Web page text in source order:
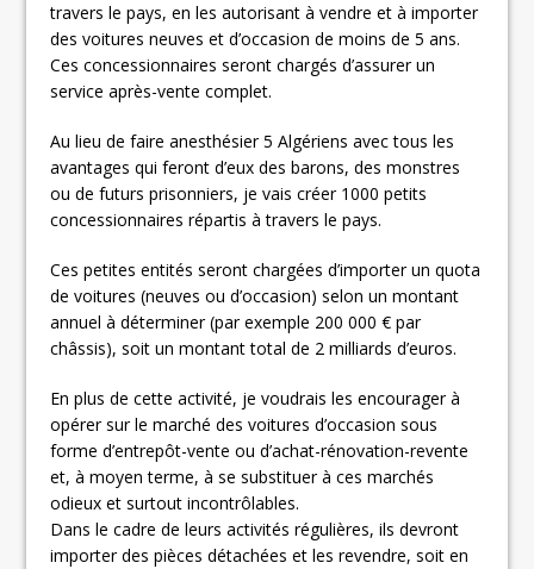
travers le pays, en les autorisant à vendre et à importer
des voitures neuves et d’occasion de moins de 5 ans.
Ces concessionnaires seront chargés d’assurer un
service après-vente complet.
Au lieu de faire anesthésier 5 Algériens avec tous les
avantages qui feront d’eux des barons, des monstres
ou de futurs prisonniers, je vais créer 1000 petits
concessionnaires répartis à travers le pays.
Ces petites entités seront chargées d’importer un quota
de voitures (neuves ou d’occasion) selon un montant
annuel à déterminer (par exemple 200 000 € par
châssis), soit un montant total de 2 milliards d’euros.
En plus de cette activité, je voudrais les encourager à
opérer sur le marché des voitures d’occasion sous
forme d’entrepôt-vente ou d’achat-rénovation-revente
et, à moyen terme, à se substituer à ces marchés
odieux et surtout incontrôlables.
Dans le cadre de leurs activités régulières, ils devront
importer des pièces détachées et les revendre, soit en